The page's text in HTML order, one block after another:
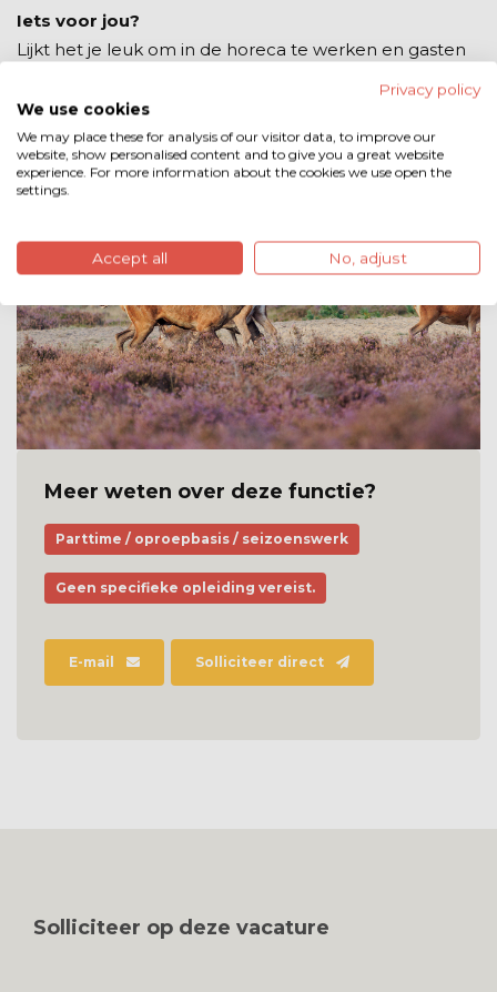
Iets voor jou?
Lijkt het je leuk om in de horeca te werken en gasten
een fijne ervaring te bezorgen in een gezellige
vakantiesfeer? Dan horen wij graag van je.
Meer weten over deze functie?
Parttime / oproepbasis / seizoenswerk
Geen specifieke opleiding vereist.
E-mail Solliciteer direct
Solliciteer op deze vacature
Privacy policy
We use cookies
We may place these for analysis of our visitor data, to improve our
website, show personalised content and to give you a great website
experience. For more information about the cookies we use open the
settings.
Accept all No, adjust